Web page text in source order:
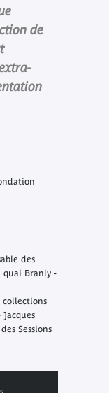
de
des
quai Branly -
collections
Sessions